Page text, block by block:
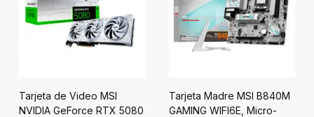
Tarjeta de Video MSI
NVIDIA GeForce RTX 5080
Tarjeta Madre MSI B840M
GAMING WIFI6E, Micro-